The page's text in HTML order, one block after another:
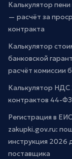
Калькулятор
— расчёт за
контракта
Калькулятор
банковской
расчёт комиссии
Калькулятор НДС
контрактов 44-
Регистрация в ЕИС
zakupki.gov.ru:
инструкция 2026
поставщика